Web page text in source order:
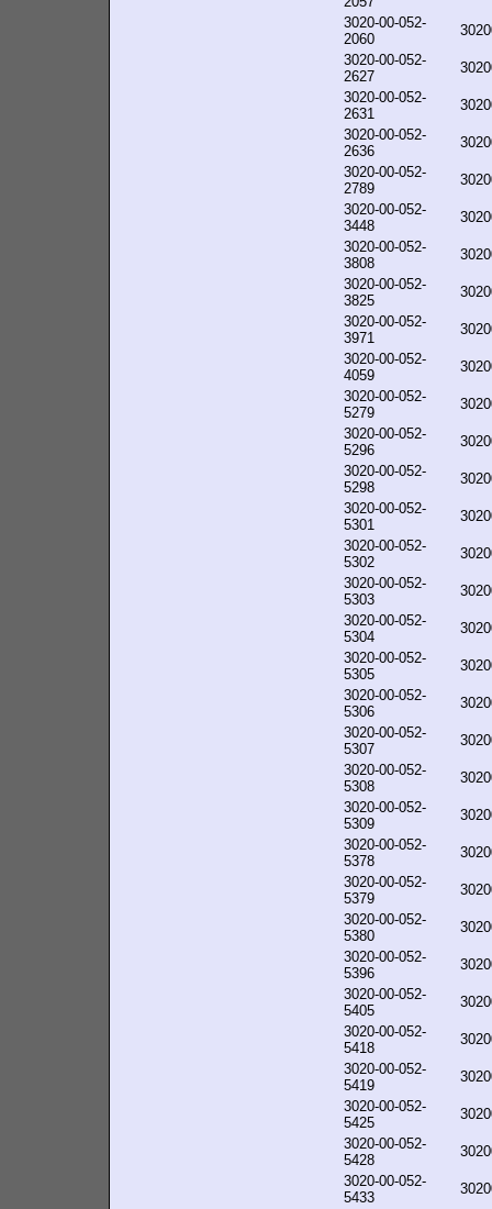
3020-00-052-
2060
3020-00-052-
2627
3020-00-052-
2631
3020-00-052-
2636
3020-00-052-
2789
3020-00-052-
3448
3020-00-052-
3808
3020-00-052-
3825
3020-00-052-
3971
3020-00-052-
4059
3020-00-052-
5279
3020-00-052-
5296
3020-00-052-
5298
3020-00-052-
5301
3020-00-052-
5302
3020-00-052-
5303
3020-00-052-
5304
3020-00-052-
5305
3020-00-052-
5306
3020-00-052-
5307
3020-00-052-
5308
3020-00-052-
5309
3020-00-052-
5378
3020-00-052-
5379
3020-00-052-
5380
3020-00-052-
5396
3020-00-052-
5405
3020-00-052-
5418
3020-00-052-
5419
3020-00-052-
5425
3020-00-052-
5428
3020-00-052-
5433